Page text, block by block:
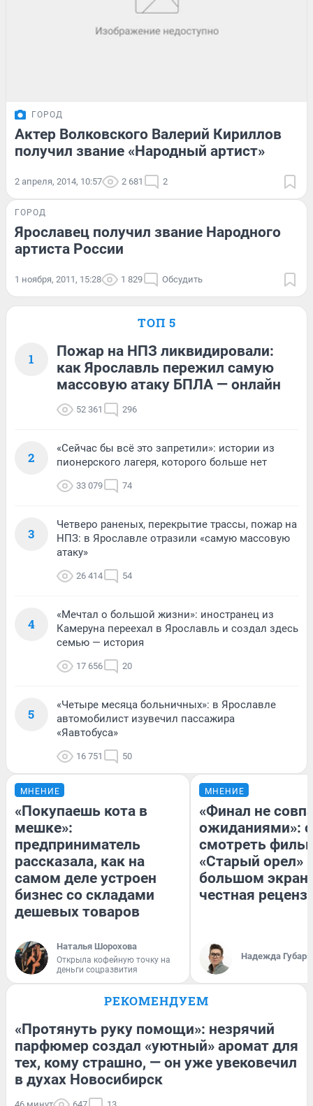
ГОРОД
Актер Волковского Валерий Кириллов
получил звание «Народный артист»
2 апреля, 2014, 10:57 2 681 2
ГОРОД
Ярославец получил звание Народного
артиста России
1 ноября, 2011, 15:28 1 829 Обсудить
ТОП 5
1
Пожар на НПЗ ликвидировали:
как Ярославль пережил самую
массовую атаку БПЛА — онлайн
52 361 296
2
«Сейчас бы всё это запретили»: истории из
пионерского лагеря, которого больше нет
33 079 74
3
Четверо раненых, перекрытие трассы, пожар на
НПЗ: в Ярославле отразили «самую массовую
атаку»
26 414 54
4
«Мечтал о большой жизни»: иностранец из
Камеруна переехал в Ярославль и создал здесь
семью — история
17 656 20
5
«Четыре месяца больничных»: в Ярославле
автомобилист изувечил пассажира
«Яавтобуса»
16 751 50
МНЕНИЕ
«Покупаешь кота в
мешке»:
предприниматель
рассказала, как на
самом деле устроен
бизнес со складами
дешевых товаров
Наталья Шорохова
Открыла кофейную точку на
деньги соцразвития
МНЕНИЕ
«Финал не
ожиданиями»:
смотреть
«Старый орел»
большом
честная
Надежда Губарь
РЕКОМЕНДУЕМ
«Протянуть руку помощи»: незрячий
парфюмер создал «уютный» аромат для
тех, кому страшно, — он уже увековечил
в духах Новосибирск